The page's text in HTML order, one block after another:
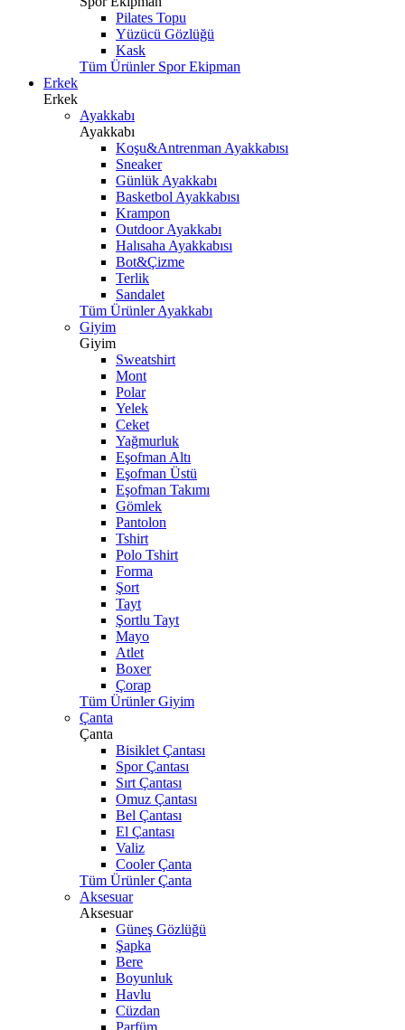
Pilates Topu
Yüzücü Gözlüğü
Kask
Tüm Ürünler Spor Ekipman
Erkek
Erkek
Ayakkabı
Ayakkabı
Koşu&Antrenman Ayakkabısı
Sneaker
Günlük Ayakkabı
Basketbol Ayakkabısı
Krampon
Outdoor Ayakkabı
Halısaha Ayakkabısı
Bot&Çizme
Terlik
Sandalet
Tüm Ürünler Ayakkabı
Giyim
Giyim
Sweatshirt
Mont
Polar
Yelek
Ceket
Yağmurluk
Eşofman Altı
Eşofman Üstü
Eşofman Takımı
Gömlek
Pantolon
Tshirt
Polo Tshirt
Forma
Şort
Tayt
Şortlu Tayt
Mayo
Atlet
Boxer
Çorap
Tüm Ürünler Giyim
Çanta
Çanta
Bisiklet Çantası
Spor Çantası
Sırt Çantası
Omuz Çantası
Bel Çantası
El Çantası
Valiz
Cooler Çanta
Tüm Ürünler Çanta
Aksesuar
Aksesuar
Güneş Gözlüğü
Şapka
Bere
Boyunluk
Havlu
Cüzdan
Parfüm